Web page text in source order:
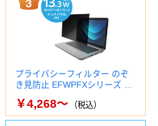
プライバシーフィルター のぞ
き見防止 EFWPFXシリーズ …
￥4,268～ （税込）